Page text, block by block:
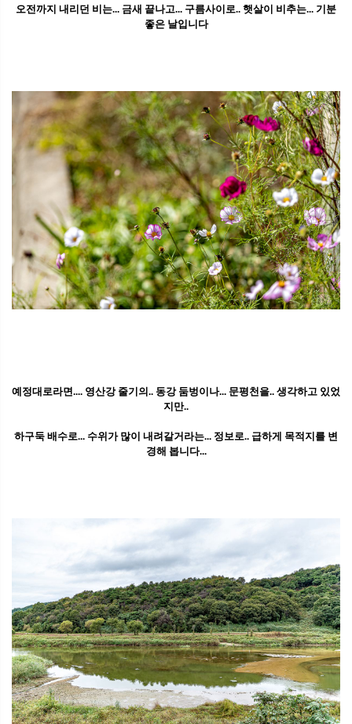
오전까지 내리던 비는... 금새 끝나고... 구름사이로.. 햇살이 비추는... 기분
좋은 날입니다
예정대로라면.... 영산강 줄기의.. 동강 둠벙이나... 문평천을.. 생각하고 있었
지만..
하구둑 배수로... 수위가 많이 내려갈거라는... 정보로.. 급하게 목적지를 변
경해 봅니다...